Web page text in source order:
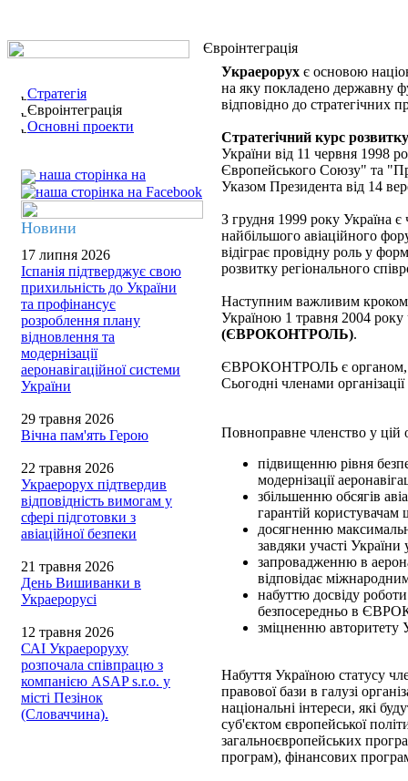
Стратегія
Євроінтеграція
Основні проекти
наша сторінка на
Новини
17 липня 2026
Іспанія підтверджує свою
прихильність до України
та профінансує
розроблення плану
відновлення та
модернізації
аеронавігаційної системи
України
29 травня 2026
Вічна пам'ять Герою
22 травня 2026
Украерорух підтвердив
відповідність вимогам у
сфері підготовки з
авіаційної безпеки
21 травня 2026
День Вишиванки в
Украерорусі
12 травня 2026
САІ Украероруху
розпочала співпрацю з
компанією ASAP s.r.o. у
місті Пезінок
(Словаччина).
Євроінтеграція
Украерорух є основою
на яку покладено державну
відповідно до стратегічних
Стратегічний курс
України від 11 червня 1998
Європейського Союзу" та
Указом Президента від 14
З грудня 1999 року Україна
найбільшого авіаційного
відіграє провідну роль у
розвитку регіонального
Наступним важливим кроком
Україною 1 травня 2004
(ЄВРОКОНТРОЛЬ).
ЄВРОКОНТРОЛЬ є органом,
Сьогодні членами
Повноправне членство у цій
підвищенню рівня
модернізації
збільшенню обсягів
гарантій
досягненню
завдяки участі
запровадженню в
відповідає
набуттю досвіду
безпосередньо в
зміцненню авторитету
Набуття Україною статусу
правової бази в галузі
національні інтереси, які
суб'єктом європейської
загальноєвропейських
програм), фінансових